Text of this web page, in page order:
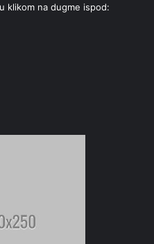
klikom na dugme ispod: